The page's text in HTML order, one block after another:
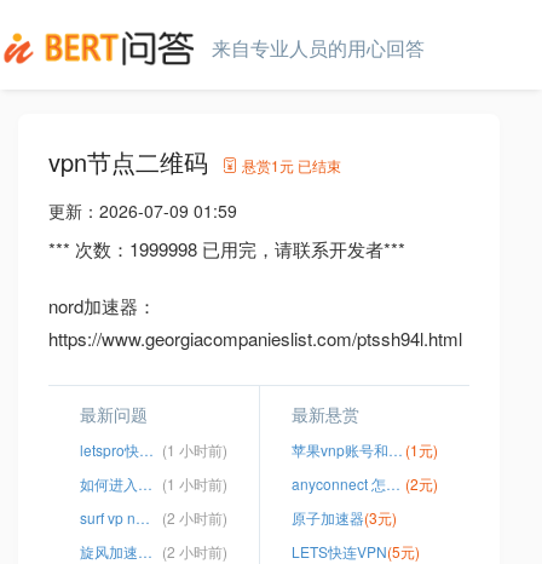
来自专业人员的用心回答
vpn节点二维码 悬赏1元 已结束
更新： 2026-07-09 01:59
*** 次数：1999998 已用完，请联系开发者***
nord加速器：
https://www.georgiacompanieslist.com/ptssh94l.html
最新问题
letspro快连vpn (1 小时前)
如何进入外国网站 (1 小时前)
surf vp n下载
(2 小时前)
旋风加速器的官网在哪里 (2 小时前)
最新悬赏
苹果vnp账号和密码购买 (1元)
anyconnect 怎么付费 (2元)
原子加速器(3元)
LETS快连VPN(5元)